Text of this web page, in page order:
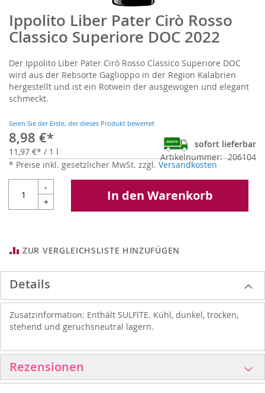
Ippolito Liber Pater Cirò Rosso
Classico Superiore DOC 2022
Der Ippolito Liber Pater Cirò Rosso Classico Superiore DOC
wird aus der Rebsorte Gaglioppo in der Region Kalabrien
hergestellt und ist ein Rotwein der ausgewogen und elegant
schmeckt.
Seien Sie der Erste, der dieses Produkt bewertet
8,98 €
11,97 € / 1 l
sofort lieferbar
Artikelnummer
206104
* Preise inkl. gesetzlicher MwSt. zzgl. Versandkosten
-
+
In den Warenkorb
ZUR VERGLEICHSLISTE HINZUFÜGEN
Zum
Anfang
der
springen
Details
Zusatzinformation: Enthält SULFITE. Kühl, dunkel, trocken,
stehend und geruchsneutral lagern.
Rezensionen